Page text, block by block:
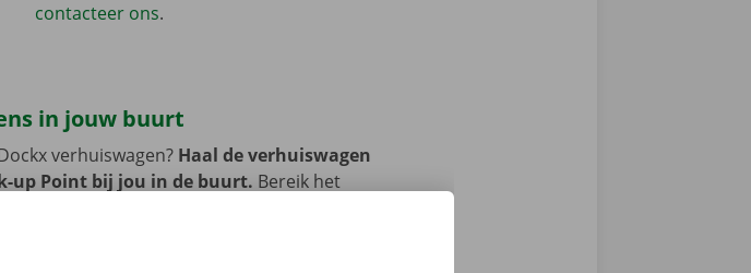
contacteer ons.
in jouw buurt
verhuiswagen? Haal de verhuiswagen
up Point bij jou in de buurt. Bereik het
aan ons terrein tijdens de